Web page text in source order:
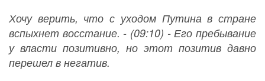
Хочу верить, что с уходом Путина в стране
вспыхнет восстание. - (09:10) - Его пребывание
у власти позитивно, но этот позитив давно
перешел в негатив.